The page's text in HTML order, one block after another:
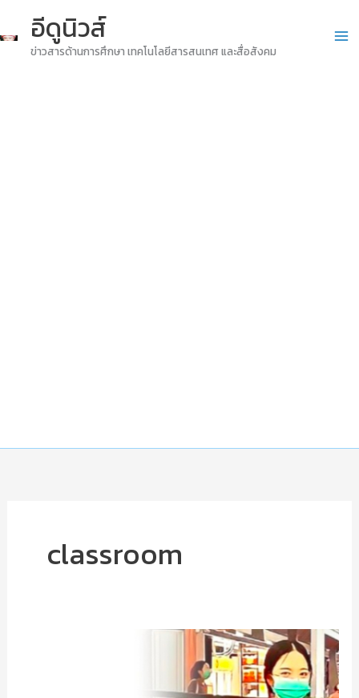
to
อีดูนิวส์
ข่าวสารด้านการศึกษา เทคโนโลยีสารสนเทศ และสื่อสังคม
classroom